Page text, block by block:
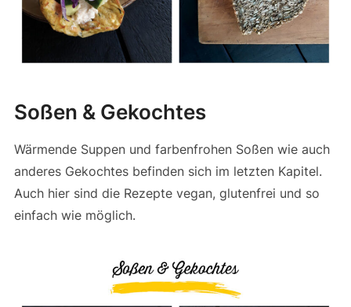
Soßen & Gekochtes
Wärmende Suppen und farbenfrohen Soßen wie auch
anderes Gekochtes befinden sich im letzten Kapitel.
Auch hier sind die Rezepte vegan, glutenfrei und so
einfach wie möglich.